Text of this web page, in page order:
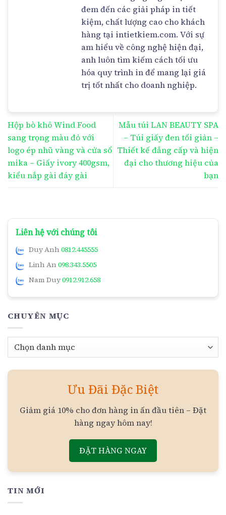
đem đến các giải pháp in tiết
kiệm, chất lượng cao cho khách
hàng tại intietkiem.com. Với sự
am hiểu về công nghệ hiện đại,
anh luôn tìm kiếm cách tối ưu
hóa quy trình in để mang lại giá
trị tốt nhất cho doanh nghiệp.
Hộp bò khô Wind Food
sang trọng màu đỏ với
logo ép nhũ vàng và cửa sổ
mika – Giấy ivory 400gsm,
kiểu nắp gài đáy gài
Mẫu túi LAN BEAUTY SPA
– Túi giấy đen tối giản –
Thiết kế đẳng cấp và hiện
đại cho thương hiệu của
bạn
Liên hệ với chúng tôi
Duy Anh 0812.445555
Linh An 098.343.5505
Nam Duy0912.912.658
CHUYÊN MỤC
Chuyên
Ưu Đãi Đặc Biệt
Giảm giá 10% cho đơn hàng in ấn đầu tiên – Đặt
hàng ngay hôm nay!
ĐẶT HÀNG NGAY
TIN MỚI